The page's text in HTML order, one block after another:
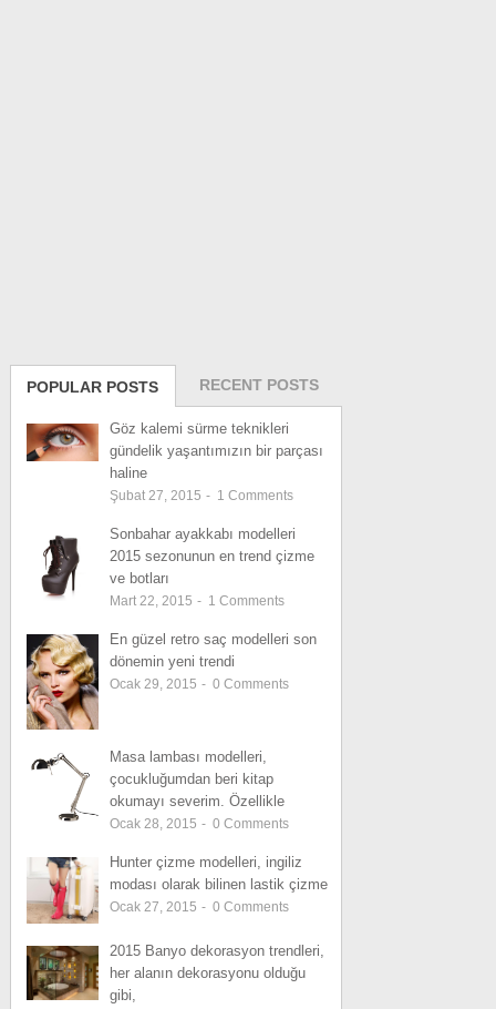
POPULAR POSTS RECENT POSTS
Göz kalemi sürme teknikleri
gündelik yaşantımızın bir parçası
haline
Şubat 27, 2015 - 1 Comments
Sonbahar ayakkabı modelleri
2015 sezonunun en trend çizme
ve botları
Mart 22, 2015 - 1 Comments
En güzel retro saç modelleri son
dönemin yeni trendi
Ocak 29, 2015 - 0 Comments
Masa lambası modelleri,
çocukluğumdan beri kitap
okumayı severim. Özellikle
Ocak 28, 2015 - 0 Comments
Hunter çizme modelleri, ingiliz
modası olarak bilinen lastik çizme
Ocak 27, 2015 - 0 Comments
2015 Banyo dekorasyon trendleri,
her alanın dekorasyonu olduğu
gibi,